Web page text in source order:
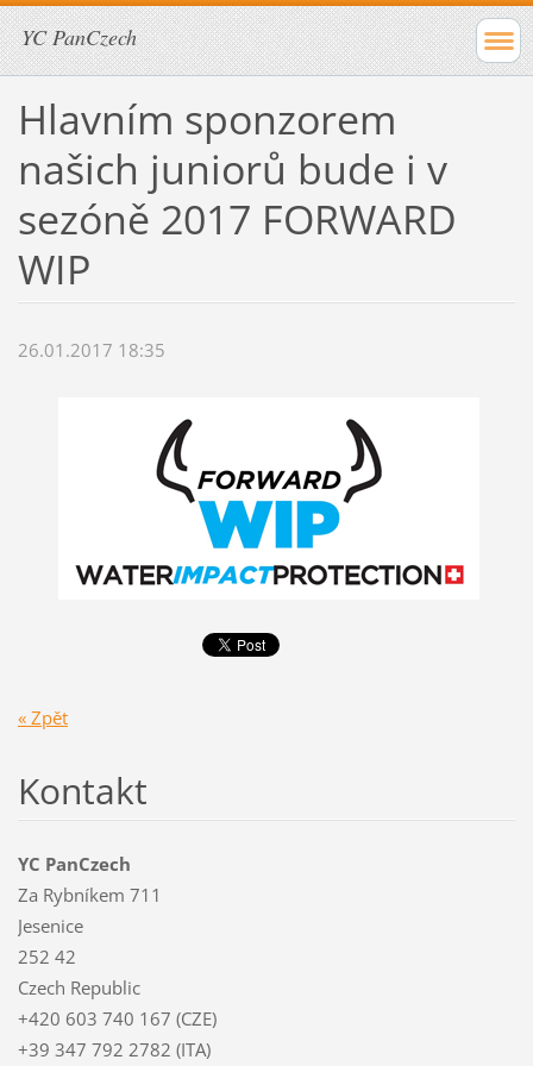
YC PanCzech
Hlavním sponzorem
našich juniorů bude i v
sezóně 2017 FORWARD
WIP
26.01.2017 18:35
« Zpět
Kontakt
YC PanCzech
Za Rybníkem 711
Jesenice
252 42
Czech Republic
+420 603 740 167 (CZE)
+39 347 792 2782 (ITA)